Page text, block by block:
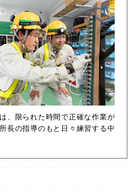
、限られた時間で正確な作業が
長の指導のもと日々練習する中